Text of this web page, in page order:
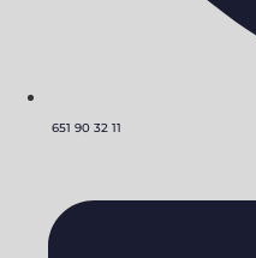
651 90 32 11